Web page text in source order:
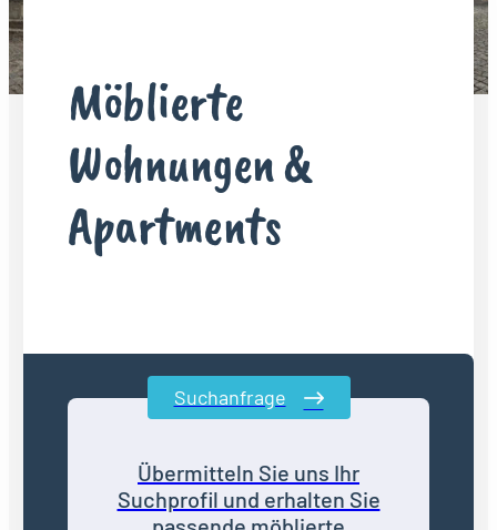
Möblierte
Wohnungen &
Apartments
Suchanfrage
Übermitteln Sie uns Ihr
Suchprofil und erhalten Sie